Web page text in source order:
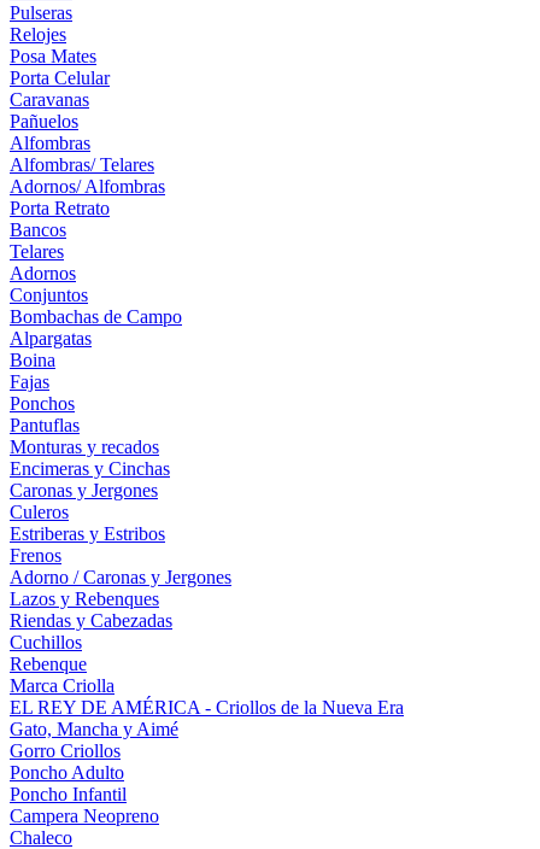
Pulseras
Relojes
Posa Mates
Porta Celular
Caravanas
Pañuelos
Alfombras
Alfombras/ Telares
Adornos/ Alfombras
Porta Retrato
Bancos
Telares
Adornos
Conjuntos
Bombachas de Campo
Alpargatas
Boina
Fajas
Ponchos
Pantuflas
Monturas y recados
Encimeras y Cinchas
Caronas y Jergones
Culeros
Estriberas y Estribos
Frenos
Adorno / Caronas y Jergones
Lazos y Rebenques
Riendas y Cabezadas
Cuchillos
Rebenque
Marca Criolla
EL REY DE AMÉRICA - Criollos de la Nueva Era
Gato, Mancha y Aimé
Gorro Criollos
Poncho Adulto
Poncho Infantil
Campera Neopreno
Chaleco